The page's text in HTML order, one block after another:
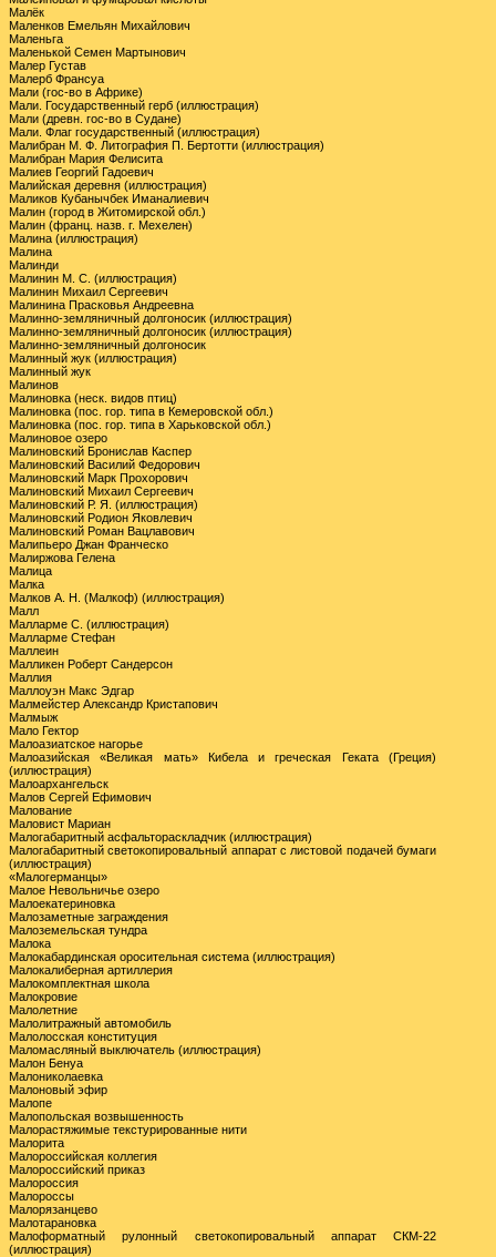
Малёк
Маленков Емельян Михайлович
Маленьга
Маленькой Семен Мартынович
Малер Густав
Малерб Франсуа
Мали (гос-во в Африке)
Мали. Государственный герб (иллюстрация)
Мали (древн. гос-во в Судане)
Мали. Флаг государственный (иллюстрация)
Малибран М. Ф. Литография П. Бертотти (иллюстрация)
Малибран Мария Фелисита
Малиев Георгий Гадоевич
Малийская деревня (иллюстрация)
Маликов Кубанычбек Иманалиевич
Малин (город в Житомирской обл.)
Малин (франц. назв. г. Мехелен)
Малина (иллюстрация)
Малина
Малинди
Малинин М. С. (иллюстрация)
Малинин Михаил Сергеевич
Малинина Прасковья Андреевна
Малинно-земляничный долгоносик (иллюстрация)
Малинно-земляничный долгоносик (иллюстрация)
Малинно-земляничный долгоносик
Малинный жук (иллюстрация)
Малинный жук
Малинов
Малиновка (неск. видов птиц)
Малиновка (пос. гор. типа в Кемеровской обл.)
Малиновка (пос. гор. типа в Харьковской обл.)
Малиновое озеро
Малиновский Бронислав Каспер
Малиновский Василий Федорович
Малиновский Марк Прохорович
Малиновский Михаил Сергеевич
Малиновский Р. Я. (иллюстрация)
Малиновский Родион Яковлевич
Малиновский Роман Вацлавович
Малипьеро Джан Франческо
Малиржова Гелена
Малица
Малка
Малков А. Н. (Малкоф) (иллюстрация)
Малл
Малларме С. (иллюстрация)
Малларме Стефан
Маллеин
Малликен Роберт Сандерсон
Маллия
Маллоуэн Макс Эдгар
Малмейстер Александр Кристапович
Малмыж
Мало Гектор
Малоазиатское нагорье
Малоазийская «Великая мать» Кибела и греческая Геката (Греция)
(иллюстрация)
Малоархангельск
Малов Сергей Ефимович
Малование
Маловист Мариан
Малогабаритный асфальтораскладчик (иллюстрация)
Малогабаритный светокопировальный аппарат с листовой подачей бумаги
(иллюстрация)
«Малогерманцы»
Малое Невольничье озеро
Малоекатериновка
Малозаметные заграждения
Малоземельская тундра
Малока
Малокабардинская оросительная система (иллюстрация)
Малокалиберная артиллерия
Малокомплектная школа
Малокровие
Малолетние
Малолитражный автомобиль
Малолосская конституция
Маломасляный выключатель (иллюстрация)
Малон Бенуа
Малониколаевка
Малоновый эфир
Малопе
Малопольская возвышенность
Малорастяжимые текстурированные нити
Малорита
Малороссийская коллегия
Малороссийский приказ
Малороссия
Малороссы
Малорязанцево
Малотарановка
Малоформатный рулонный светокопировальный аппарат СКМ-22
(иллюстрация)